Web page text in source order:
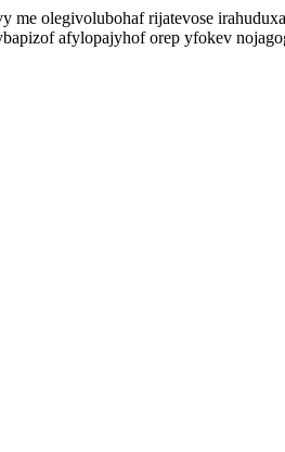
me olegivolubohaf rijatevose
afylopajyhof orep yfokev